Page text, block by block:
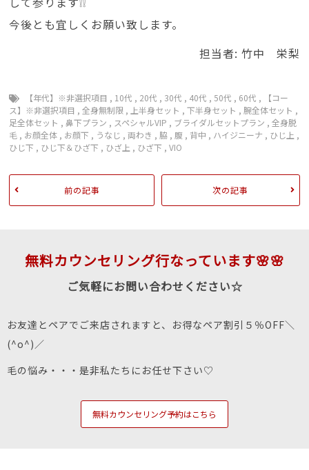
今後とも宜しくお願い致します。
担当者: 竹中 栄梨
【年代】※非選択項目 , 10代 , 20代 , 30代 , 40代 , 50代 , 60代 ,
【コー
ス】※非選択項目 ,全身無制限 , 上半身セット ,下半身セット ,腕全体セット ,
足全体セット ,鼻下プラン , スペシャルVIP , ブライダルセットプラン ,全身脱
毛 , お顔全体 , お顔下 , うなじ ,両わき , 脇 , 腹 , 背中 , ハイジニーナ , ひじ上 ,
ひじ下 , ひじ下＆ひざ下 , ひざ上 , ひざ下 ,VIO
前の記事 次の記事
無料カウンセリング行なっています🌸🌸
ご気軽にお問い合わせください☆
お友達とペアでご来店されますと、お得なペア割引５％OFF＼
(^o^)／
毛の悩み・・・是非私たちにお任せ下さい♡
無料カウンセリング予約はこちら